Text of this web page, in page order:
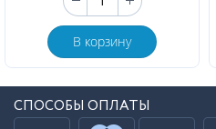
В корзину
СПОСОБЫ ОПЛАТЫ